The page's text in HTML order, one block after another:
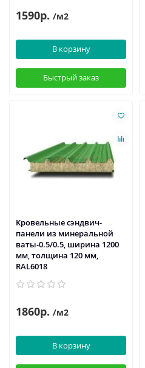
1590р. /м2
В корзину
Быстрый заказ
Кровельные сэндвич-
панели из минеральной
ваты-0.5/0.5, ширина 1200
мм, толщина 120 мм,
RAL6018
1860р. /м2
В корзину